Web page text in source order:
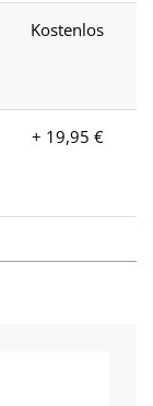
Kostenlos
+ 19,95 €